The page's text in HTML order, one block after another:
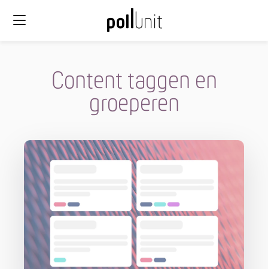
Content taggen en
groeperen